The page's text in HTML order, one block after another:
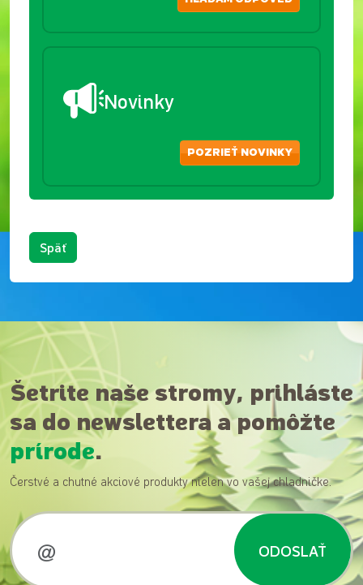
Novinky
POZRIEŤ NOVINKY
Späť
Šetrite naše stromy, prihláste
sa do newslettera a pomôžte
prírode.
Čerstvé a chutné akciové produkty nielen vo vašej chladničke.
ODOSLAŤ